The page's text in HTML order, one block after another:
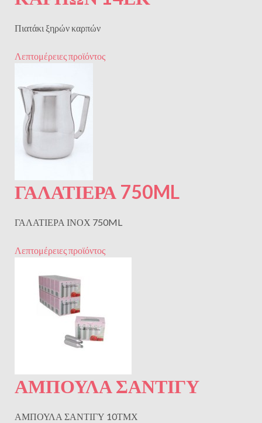
Πιατάκι ξηρών καρπών
Λεπτομέρειες προϊόντος
ΓΑΛΑΤΙΕΡΑ 750ML
ΓΑΛΑΤΙΕΡΑ ΙΝΟΧ 750ML
Λεπτομέρειες προϊόντος
ΑΜΠΟΥΛΑ ΣΑΝΤΙΓΥ
ΑΜΠΟΥΛΑ ΣΑΝΤΙΓΥ 10ΤΜΧ